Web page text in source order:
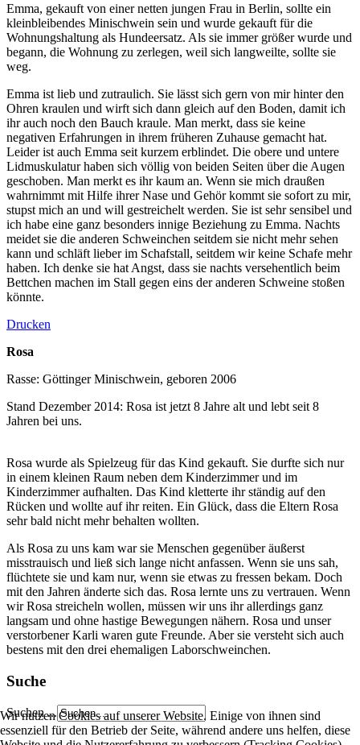
Emma, gekauft von einer netten jungen Frau in Berlin, sollte ein
kleinbleibendes Minischwein sein und wurde gekauft für die
Wohnungshaltung als Hundeersatz. Als sie immer größer wurde und
begann, die Wohnung zu zerlegen, weil sich langweilte, sollte sie
weg.
Emma ist lieb und zutraulich. Sie lässt sich gern von mir hinter den
Ohren kraulen und wirft sich dann gleich auf den Boden, damit ich
ihr auch noch den Bauch kraule. Man merkt, dass sie keine
negativen Erfahrungen in ihrem früheren Zuhause gemacht hat.
Leider ist auch Emma seit kurzem erblindet. Die obere und untere
Lidmuskulatur haben sich völlig von beiden Seiten über die Augen
geschoben. Man merkt es ihr kaum an. Wenn sie mich draußen
wahrnimmt mit Hilfe ihrer Nase und Gehör kommt sie sofort zu mir,
stupst mich an und will gestreichelt werden. Sie ist sehr sensibel und
ich habe eine ganz besonders innige Beziehung zu Emma. Nachts
meidet sie die anderen Schweinchen seitdem sie nicht mehr sehen
kann und schläft lieber im Schafstall, seitdem wir keine Schafe mehr
haben. Ich denke sie hat Angst, dass sie nachts versehentlich beim
Bettchen machen im Stall gegen eins der anderen Schweine stoßen
könnte.
Drucken
Rosa
Rasse: Göttinger Minischwein, geboren 2006
Stand Dezember 2014: Rosa ist jetzt 8 Jahre alt und lebt seit 8
Jahren bei uns.
Rosa wurde als Spielzeug für das Kind gekauft. Sie durfte sich nur
in einem kleinen Raum neben dem Kinderzimmer und im
Kinderzimmer aufhalten. Das Kind kletterte ihr ständig auf den
Rücken und wollte auf ihr reiten. Ein Glück, dass die Eltern Rosa
sehr bald nicht mehr behalten wollten.
Als Rosa zu uns kam war sie Menschen gegenüber äußerst
misstrauisch und ließ sich lange nicht anfassen. Wenn sie uns sah,
flüchtete sie und kam nur, wenn sie etwas zu fressen bekam. Doch
mit den Jahren änderte sich das. Rosa lernte uns zu vertrauen. Wenn
wir Rosa streicheln wollen, müssen wir uns ihr allerdings ganz
langsam und ohne hastige Bewegungen nähern. Rosa und unser
verstorbener Karli waren gute Freunde. Aber sie versteht sich auch
bestens mit den drei ehemaligen Laborschweinchen.
Suche
Suchen ...
Wir nutzen Cookies auf unserer Website. Einige von ihnen sind
essenziell für den Betrieb der Seite, während andere uns helfen, diese